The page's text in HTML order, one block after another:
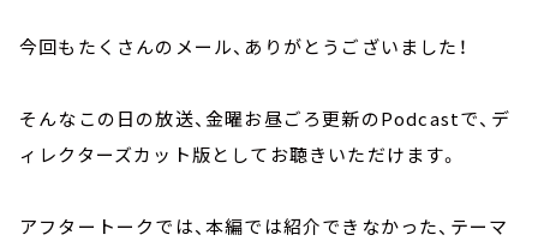
今回もたくさんのメール、ありがとうございました！
そんなこの日の放送、金曜お昼ごろ更新のPodcastで、デ
ィレクターズカット版としてお聴きいただけます。
アフタートークでは、本編では紹介できなかった、テーマ